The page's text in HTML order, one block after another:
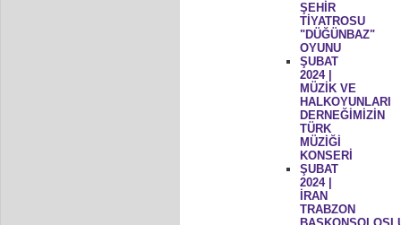
ŞEHİR
TİYATROSU
"DÜĞÜNBAZ"
OYUNU
ŞUBAT
2024 |
MÜZİK VE
HALKOYUNLARI
DERNEĞİMİZİN
TÜRK
MÜZİĞİ
KONSERİ
ŞUBAT
2024 |
İRAN
TRABZON